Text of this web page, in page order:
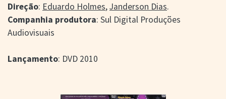
> DISCOGRAFIAS
> BIBLIOGRAFIAS
CONTATO E
Direção: Eduardo Holmes,Janderson Dias.
Companhia produtora: Sul Digital Produções
Audiovisuais
Lançamento: DVD 2010